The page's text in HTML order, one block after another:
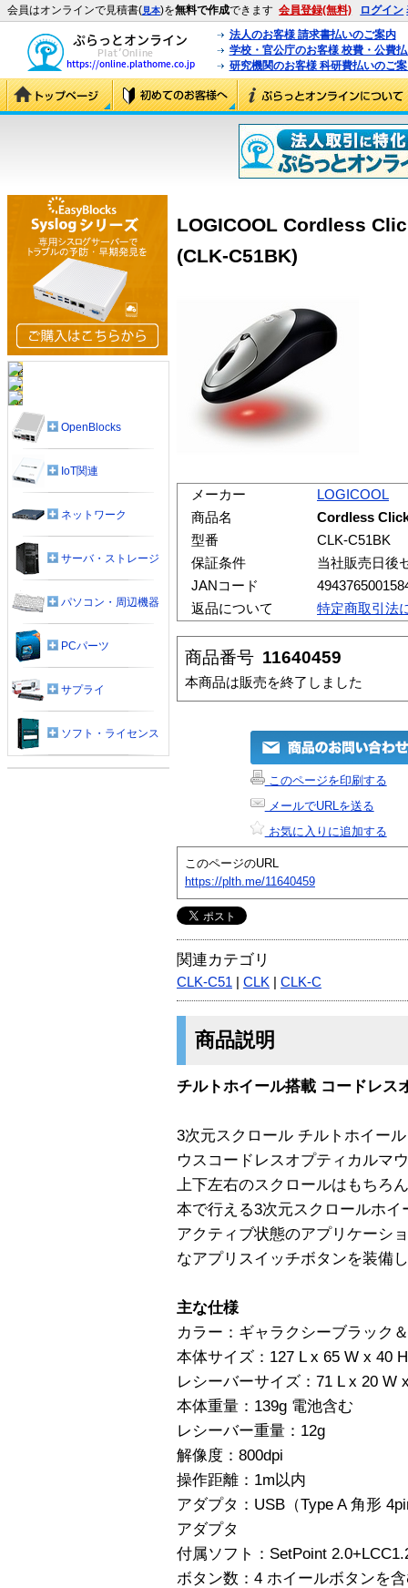
会員はオンラインで見積書(見本)を無料で作成できます 会員登録(無料) ログイン
法人のお客様 請求書払いのご案内
学校・官公庁のお客様 校費・公費
研究機関のお客様 科研費払いのご
LOGICOOL Cordless
(CLK-C51BK)
メーカー
LOGICOOL
商品名
Cordless
型番
CLK-C51BK
保証条件
当社販売日後
JANコード
返品について
特定商取引法
商品番号 11640459
本商品は販売を終了しました
このページを印刷する
メールでURLを送る
お気に入りに追加する
このページのURL
https://plth.me/11640459
関連カテゴリ
CLK-C51 CLK CLK-C
商品説明
チルトホイール搭載 コードレス
3次元スクロール チルトホイー
ウスコードレスオプティカルマ
上下左右のスクロールはもちろ
本で行える3次元スクロールホ
アクティブ状態のアプリケーシ
なアプリスイッチボタンを装備
主な仕様
カラー：ギャラクシーブラック
本体サイズ：127 L x 65 W x 40
レシーバーサイズ：71 L x 20 W
本体重量：139g 電池含む
レシーバー重量：12g
解像度：800dpi
操作距離：1m以内
アダプタ：USB（Type A 角形
アダプタ
付属ソフト：SetPoint
ボタン数：4 ホイールボタンを
OpenBlocks
IoT関連
ネットワーク
サーバ・ストレージ
パソコン・周辺機器
PCパーツ
サプライ
ソフト・ライセンス